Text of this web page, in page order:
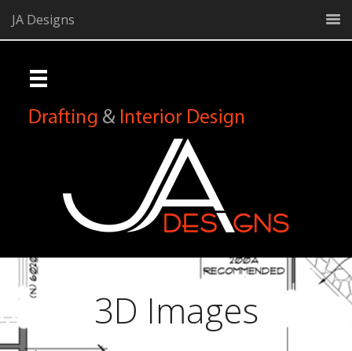
JA Designs
3D Images